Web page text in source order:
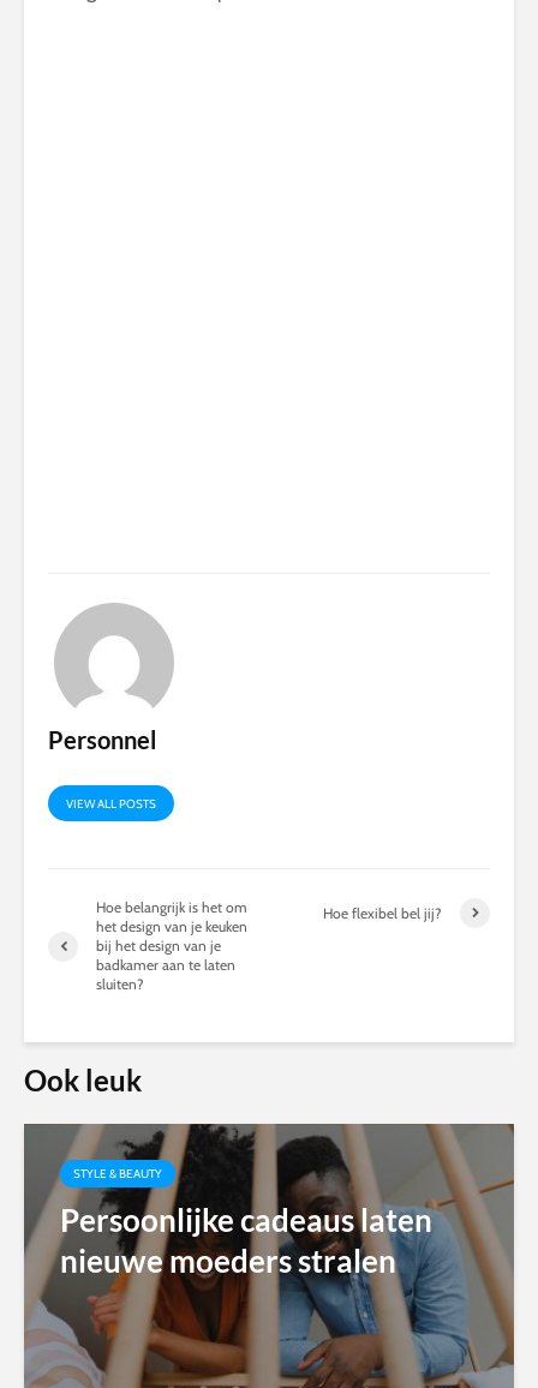
Personnel
VIEW ALL POSTS
Hoe belangrijk is het om
het design van je keuken
bij het design van je
badkamer aan te laten
sluiten?
Hoe flexibel bel jij?
Ook leuk
STYLE & BEAUTY
Persoonlijke cadeaus laten
nieuwe moeders stralen